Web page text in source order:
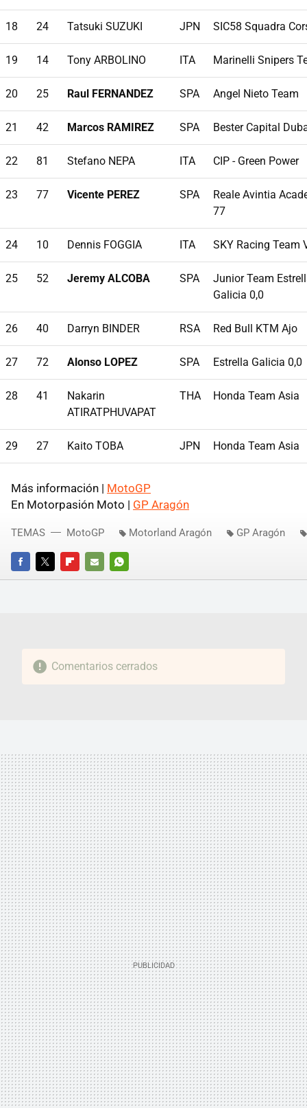
18 24 Tatsuki SUZUKI JPN SIC58 Squadra
19 14 Tony ARBOLINO ITA Marinelli Snipers
20 25 Raul FERNANDEZ SPA Angel Nieto Team
21 42 Marcos RAMIREZ SPA Bester Capital
22 81 Stefano NEPA ITA CIP - Green Power
23 77 Vicente PEREZ SPA
Reale Avintia
77
24 10 Dennis FOGGIA ITA SKY Racing Team
25 52 Jeremy ALCOBA SPA
Junior Team
Galicia 0,0
26 40 Darryn BINDER RSA Red Bull KTM Ajo
27 72 Alonso LOPEZ SPA Estrella Galicia 0,0
28 41
Nakarin
ATIRATPHUVAPAT
THA Honda Team Asia
29 27 Kaito TOBA JPN Honda Team Asia
Más información | MotoGP
En Motorpasión Moto | GP Aragón
FACEBOOKTWITTERFLIPBOARD
E-
WHATSAPP
TEMAS MotoGP Motorland Aragón GP Aragón
Comentarios cerrados